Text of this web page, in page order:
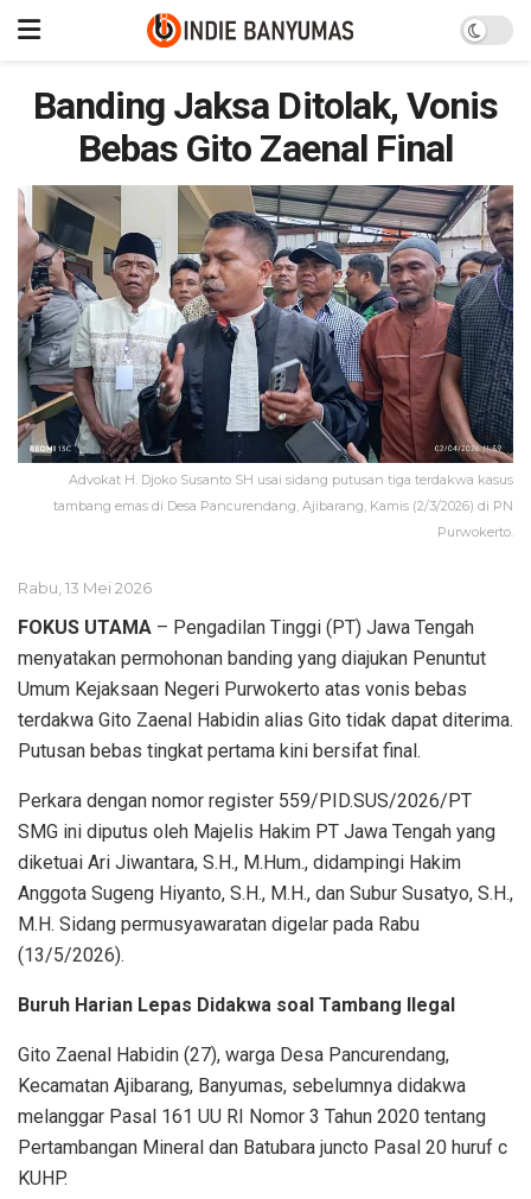
Banding Jaksa Ditolak, Vonis
Bebas Gito Zaenal Final
Advokat H. Djoko Susanto SH usai sidang putusan tiga terdakwa kasus
tambang emas di Desa Pancurendang, Ajibarang, Kamis (2/3/2026) di PN
Purwokerto.
Rabu, 13 Mei 2026
FOKUS UTAMA – Pengadilan Tinggi (PT) Jawa Tengah
menyatakan permohonan banding yang diajukan Penuntut
Umum Kejaksaan Negeri Purwokerto atas vonis bebas
terdakwa Gito Zaenal Habidin alias Gito tidak dapat diterima.
Putusan bebas tingkat pertama kini bersifat final.
Perkara dengan nomor register 559/PID.SUS/2026/PT
SMG ini diputus oleh Majelis Hakim PT Jawa Tengah yang
diketuai Ari Jiwantara, S.H., M.Hum., didampingi Hakim
Anggota Sugeng Hiyanto, S.H., M.H., dan Subur Susatyo, S.H.,
M.H. Sidang permusyawaratan digelar pada Rabu
(13/5/2026).
Buruh Harian Lepas Didakwa soal Tambang Ilegal
Gito Zaenal Habidin (27), warga Desa Pancurendang,
Kecamatan Ajibarang, Banyumas, sebelumnya didakwa
melanggar Pasal 161 UU RI Nomor 3 Tahun 2020 tentang
Pertambangan Mineral dan Batubara juncto Pasal 20 huruf c
KUHP.